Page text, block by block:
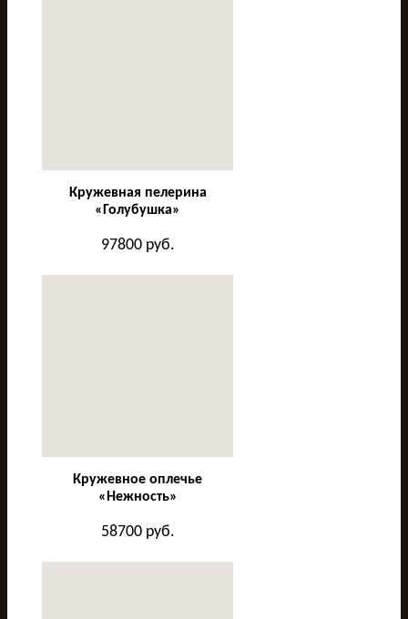
Кружевная пелерина
«Голубушка»
97800руб.
Кружевное оплечье
«Нежность»
58700руб.